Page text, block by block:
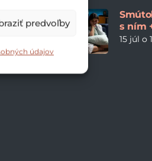
predvoľby
údajov
akú
s ním
15 júl o